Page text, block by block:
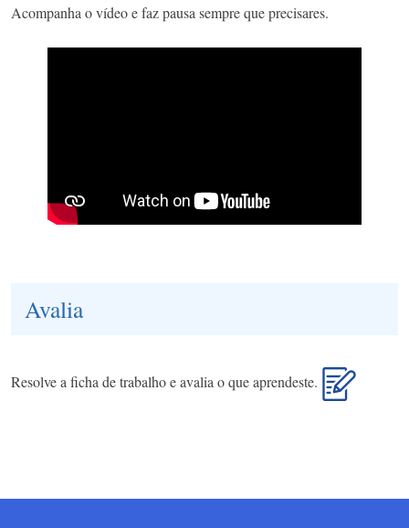
Acompanha o vídeo e faz pausa sempre que precisares.
Avalia
Resolve a ficha de trabalho e avalia o que aprendeste.